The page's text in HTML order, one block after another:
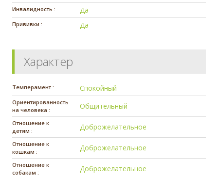
Инвалидность : Да
Прививки : Да
Характер
Темперамент : Спокойный
Ориентированность
на человека :
Общительный
Отношение к
детям :
Доброжелательное
Отношение к
кошкам :
Доброжелательное
Отношение к
собакам :
Доброжелательное